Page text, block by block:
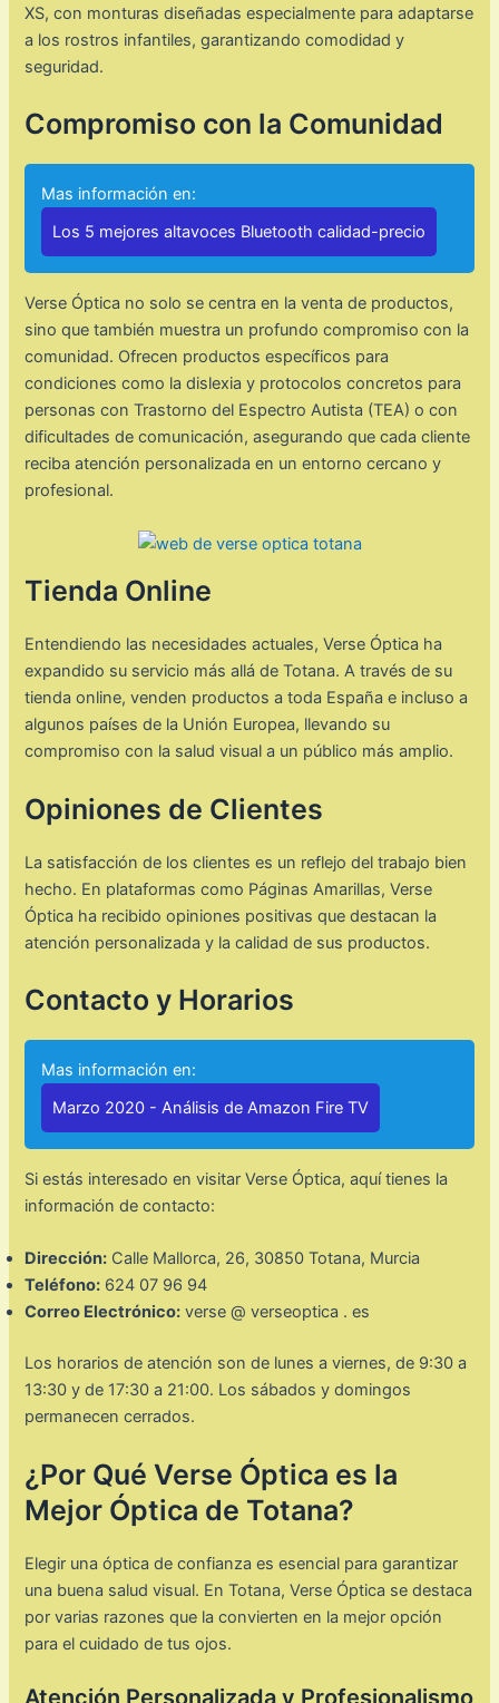
XS, con monturas diseñadas especialmente para adaptarse
a los rostros infantiles, garantizando comodidad y
seguridad.​
Compromiso con la Comunidad
Mas información en:
Los 5 mejores altavoces Bluetooth calidad-precio
Verse Óptica no solo se centra en la venta de productos,
sino que también muestra un profundo compromiso con la
comunidad. Ofrecen productos específicos para
condiciones como la dislexia y protocolos concretos para
personas con Trastorno del Espectro Autista (TEA) o con
dificultades de comunicación, asegurando que cada cliente
reciba atención personalizada en un entorno cercano y
profesional.
Tienda Online
Entendiendo las necesidades actuales, Verse Óptica ha
expandido su servicio más allá de Totana. A través de su
tienda online, venden productos a toda España e incluso a
algunos países de la Unión Europea, llevando su
compromiso con la salud visual a un público más amplio. ​
Opiniones de Clientes
La satisfacción de los clientes es un reflejo del trabajo bien
hecho. En plataformas como Páginas Amarillas, Verse
Óptica ha recibido opiniones positivas que destacan la
atención personalizada y la calidad de sus productos.
Contacto y Horarios
Mas información en:
Marzo 2020 - Análisis de Amazon Fire TV
Si estás interesado en visitar Verse Óptica, aquí tienes la
información de contacto:
Dirección: Calle Mallorca, 26, 30850 Totana, Murcia
Teléfono: 624 07 96 94​
Correo Electrónico: verse @ verseoptica . es​
Los horarios de atención son de lunes a viernes, de 9:30 a
13:30 y de 17:30 a 21:00. Los sábados y domingos
permanecen cerrados.
¿Por Qué Verse Óptica es la
Mejor Óptica de Totana?
Elegir una óptica de confianza es esencial para garantizar
una buena salud visual. En Totana, Verse Óptica se destaca
por varias razones que la convierten en la mejor opción
para el cuidado de tus ojos.
Atención Personalizada y Profesionalismo